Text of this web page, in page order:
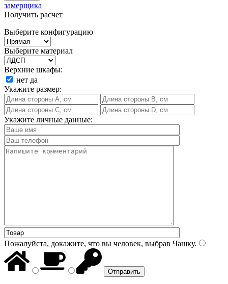
замерщика
Получить расчет
Выберите конфигурацию
Выберите материал
Верхние шкафы:
нет да
Укажите размер:
Укажите личные данные:
Пожалуйста, докажите, что вы человек, выбрав Чашку.